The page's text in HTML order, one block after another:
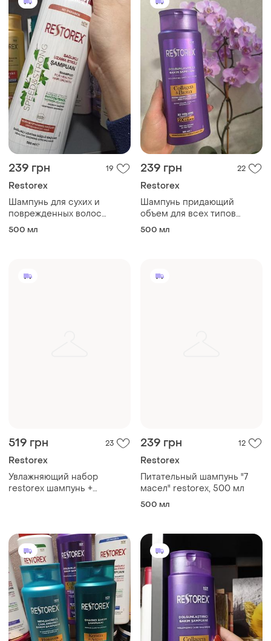
239 грн 19
Restorex
Шампунь для сухих и
поврежденных волос
"speed &amp; strong"
500 мл
239 грн 22
Restorex
Шампунь придающий
объем для всех типов
волос "коллаген и биотин"
500 мл
519 грн 23
Restorex
Увлажняющий набор
restorex шампунь +
239 грн 12
Restorex
Питательный шампунь "7
масел" restorex, 500 мл
500 мл